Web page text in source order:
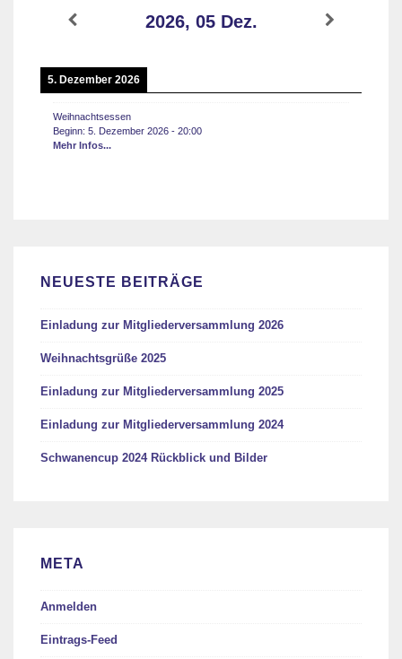
2026, 05 Dez.
5. Dezember 2026
Weihnachtsessen
Beginn: 5. Dezember 2026 - 20:00
Mehr Infos...
NEUESTE BEITRÄGE
Einladung zur Mitgliederversammlung 2026
Weihnachtsgrüße 2025
Einladung zur Mitgliederversammlung 2025
Einladung zur Mitgliederversammlung 2024
Schwanencup 2024 Rückblick und Bilder
META
Anmelden
Eintrags-Feed